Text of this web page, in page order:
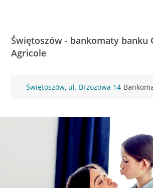
Świętoszów - bankomaty banku
Agricole
Świętoszów, ul. Brzozowa 14